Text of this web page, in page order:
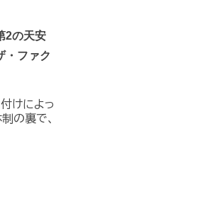
2の天安
・ファク
けによっ
の裏で、